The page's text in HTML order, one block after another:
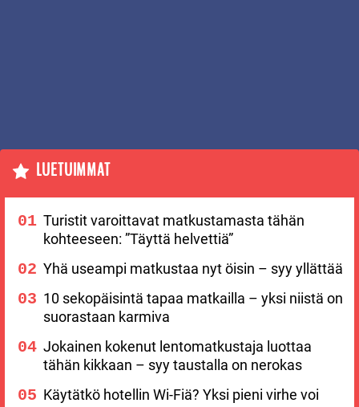
LUETUIMMAT
Turistit varoittavat matkustamasta tähän
kohteeseen: ”Täyttä helvettiä”
Yhä useampi matkustaa nyt öisin – syy yllättää
10 sekopäisintä tapaa matkailla – yksi niistä on
suorastaan karmiva
Jokainen kokenut lentomatkustaja luottaa
tähän kikkaan – syy taustalla on nerokas
Käytätkö hotellin Wi-Fiä? Yksi pieni virhe voi